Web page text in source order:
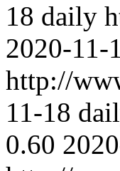
18 daily
2020-11-
http://
11-18
0.60